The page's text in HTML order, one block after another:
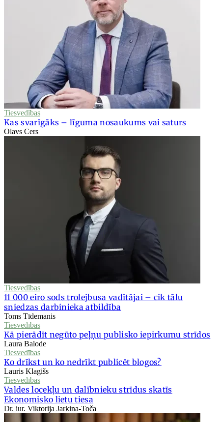
Tiesvedības
Kas svarīgāks – līguma nosaukums vai saturs
Olavs Cers
Tiesvedības
11 000 eiro sods trolejbusa vadītājai – cik tālu
sniedzas darbinieka atbildība
Toms Tīdemanis
Tiesvedības
Kā pierādīt negūto peļņu publisko iepirkumu strīdos
Laura Balode
Tiesvedības
Ko drīkst un ko nedrīkt publicēt blogos?
Lauris Klagišs
Tiesvedības
Valdes locekļu un dalībnieku strīdus skatīs
Ekonomisko lietu tiesa
Dr. iur. Viktorija Jarkina-Toča